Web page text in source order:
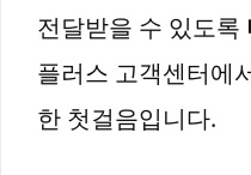
전달받을 수 있도록
플러스 고객센터에
한 첫걸음입니다.